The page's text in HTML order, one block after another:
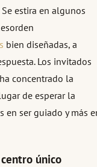
estira en algunos
bien diseñadas, a
Los invitados
concentrado la
de esperar la
en ser guiado y más
único